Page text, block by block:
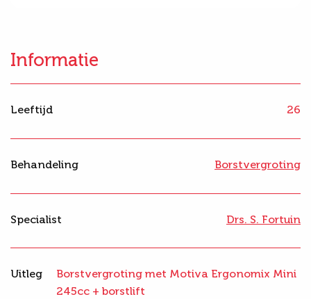
Informatie
Leeftijd 26
Behandeling Borstvergroting
Specialist Drs. S. Fortuin
Uitleg
Borstvergroting met Motiva Ergonomix Mini
245cc + borstlift